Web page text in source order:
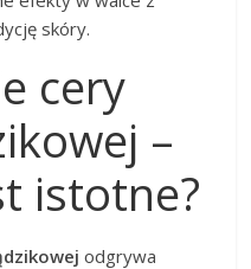
skóry.
cery
–
istotne?
odgrywa